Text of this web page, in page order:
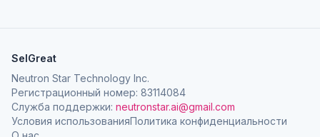
SelGreat
Neutron Star Technology Inc.
Регистрационный номер: 83114084
Служба поддержки: neutronstar.ai@gmail.com
Условия использованияПолитика конфиденциальности